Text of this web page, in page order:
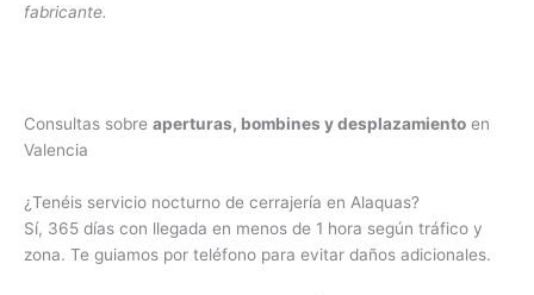
fabricante.
Consultas sobre aperturas, bombines y desplazamiento en
Valencia
¿Tenéis servicio nocturno de cerrajería en Alaquas?
Sí, 365 días con llegada en menos de 1 hora según tráfico y
zona. Te guiamos por teléfono para evitar daños adicionales.